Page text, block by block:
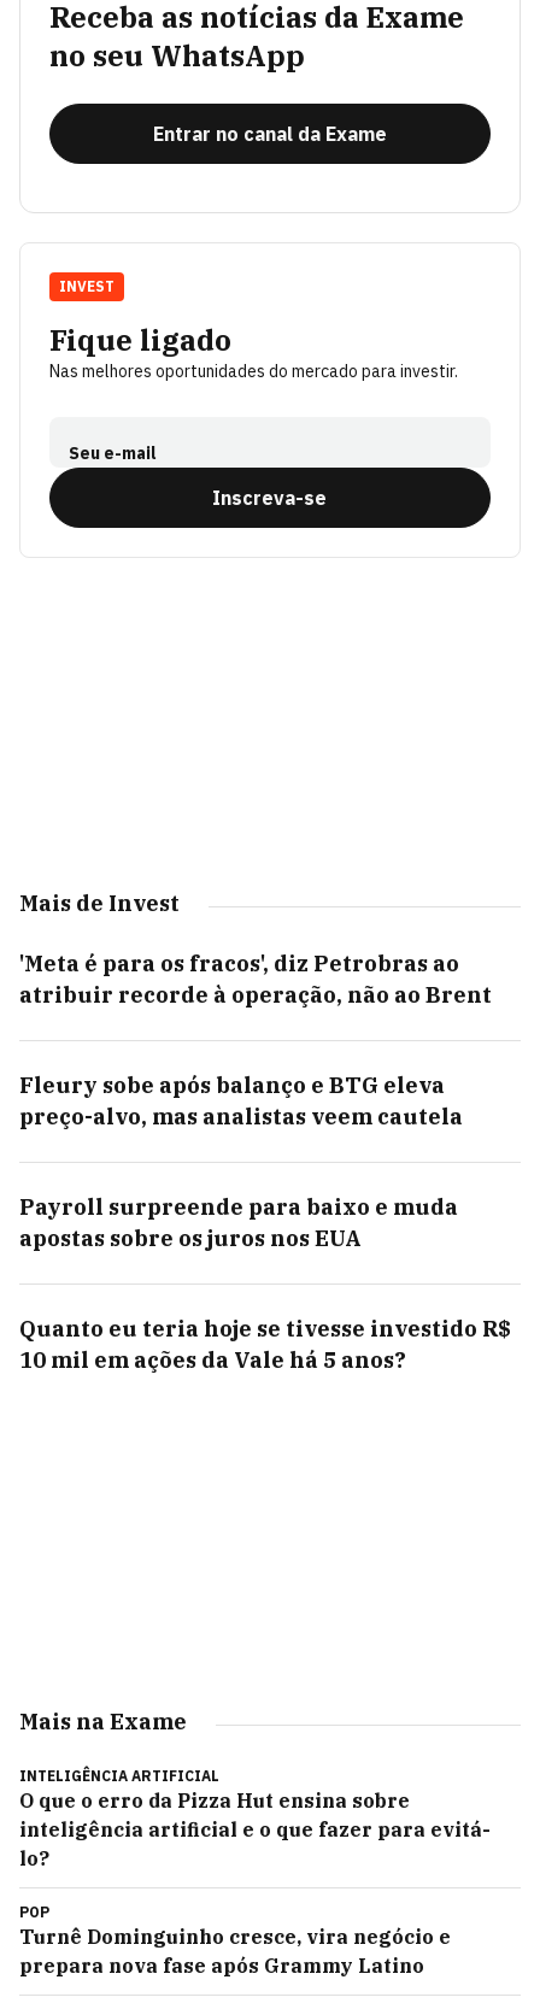
Receba as notícias da Exame
no seu WhatsApp
Entrar no canal da Exame
Fique ligado
Nas melhores oportunidades do mercado para investir.
Seu e-mail
Inscreva-se
INVEST
Mais de Invest
'Meta é para os fracos', diz Petrobras ao
atribuir recorde à operação, não ao Brent
Fleury sobe após balanço e BTG eleva
preço-alvo, mas analistas veem cautela
Payroll surpreende para baixo e muda
apostas sobre os juros nos EUA
Quanto eu teria hoje se tivesse investido R$
10 mil em ações da Vale há 5 anos?
Mais na Exame
INTELIGÊNCIA ARTIFICIAL
O que o erro da Pizza Hut ensina sobre
inteligência artificial e o que fazer para evitá-
lo?
POP
Turnê Dominguinho cresce, vira negócio e
prepara nova fase após Grammy Latino